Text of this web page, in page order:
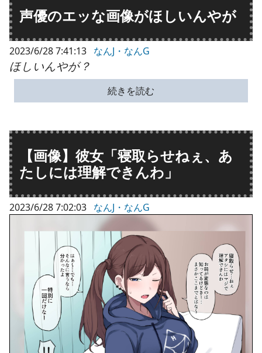
声優のエッな画像がほしいんやが
2023/6/28 7:41:13 なんJ・なんG
ほしいんやが？
続きを読む
【画像】彼女「寝取らせねぇ、あ
たしには理解できんわ」
2023/6/28 7:02:03 なんJ・なんG